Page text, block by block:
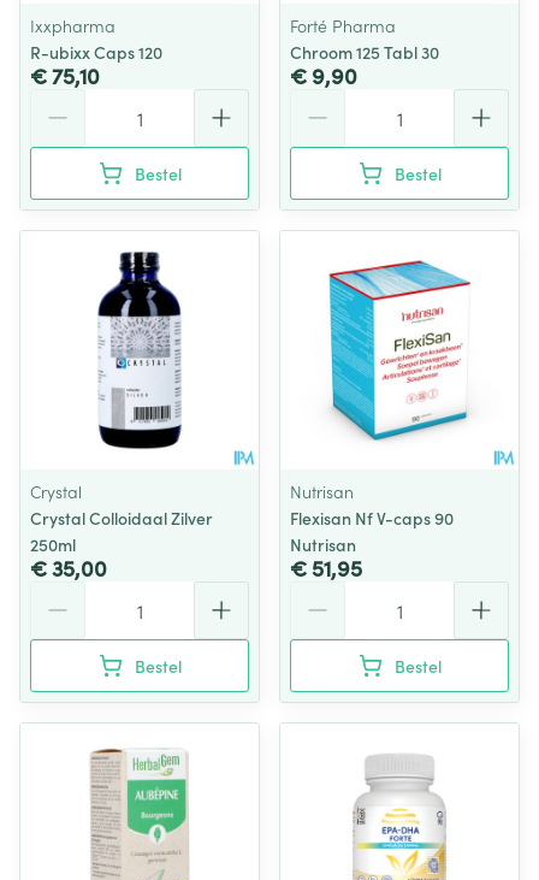
Ixxpharma
R-ubixx Caps 120
€ 75,10
Bestel
Forté Pharma
Chroom 125 Tabl 30
€ 9,90
Bestel
Crystal
Crystal Colloidaal Zilver
250ml
€ 35,00
Bestel
Nutrisan
Flexisan Nf V-caps 90
Nutrisan
€ 51,95
Bestel